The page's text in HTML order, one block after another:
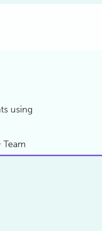
using
Team